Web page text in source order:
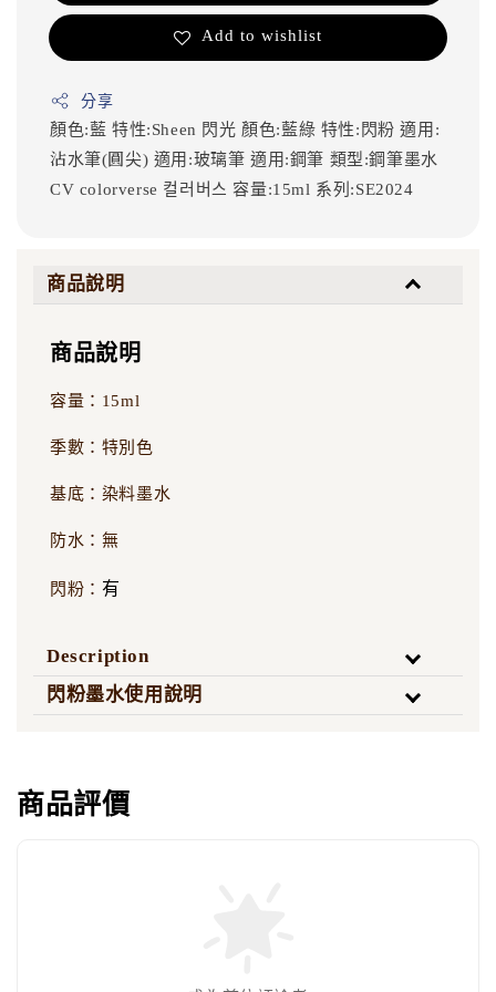
Add to wishlist
分享
顏色:藍 特性:Sheen 閃光顏色:藍綠 特性:閃粉適用:
沾水筆(圓尖) 適用:玻璃筆適用:鋼筆 類型:鋼筆墨水
CV colorverse 컬러버스 容量:15ml 系列:SE2024
商品說明
商品說明
容量：15ml
季數：特別色
基底：染料墨水
防水：無
閃粉： 有
Description
閃粉墨水使用說明
商品評價